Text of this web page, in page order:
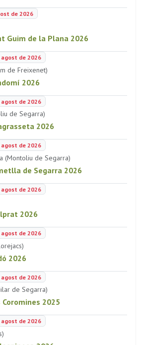
de 2026
Guim de la Plana 2026
agost de 2026
de Freixenet)
2026
agost de 2026
de Segarra)
2026
agost de 2026
(Montoliu de Segarra)
de Segarra 2026
agost de 2026
2026
agost de 2026
2026
agost de 2026
de Segarra)
2025
agost de 2026